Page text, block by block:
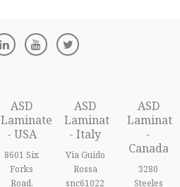
ASD
Laminate
- USA
8601 Six
Forks
Road,
ASD
Laminat
- Italy
Via Guido
Rossa
snc61022
ASD
Laminat
-
Canada
3280
Steeles